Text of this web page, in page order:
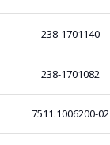
238-1701140
238-1701082
7511.1006200-02